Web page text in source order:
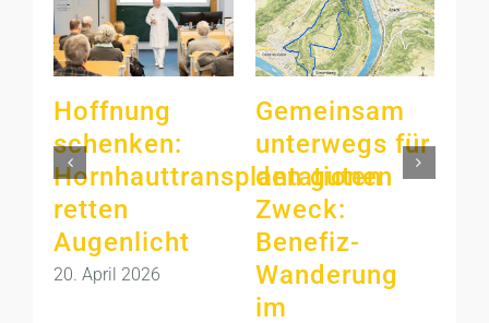
Hoffnung
schenken:
Hornhauttransplantationen
retten
Augenlicht
20. April 2026
Gemeinsam
unterwegs für
den guten
Zweck:
Benefiz-
Wanderung
im